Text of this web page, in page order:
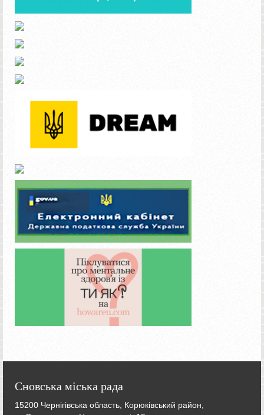
Сновська міська рада
15200 Чернігівська область, Корюківський район,